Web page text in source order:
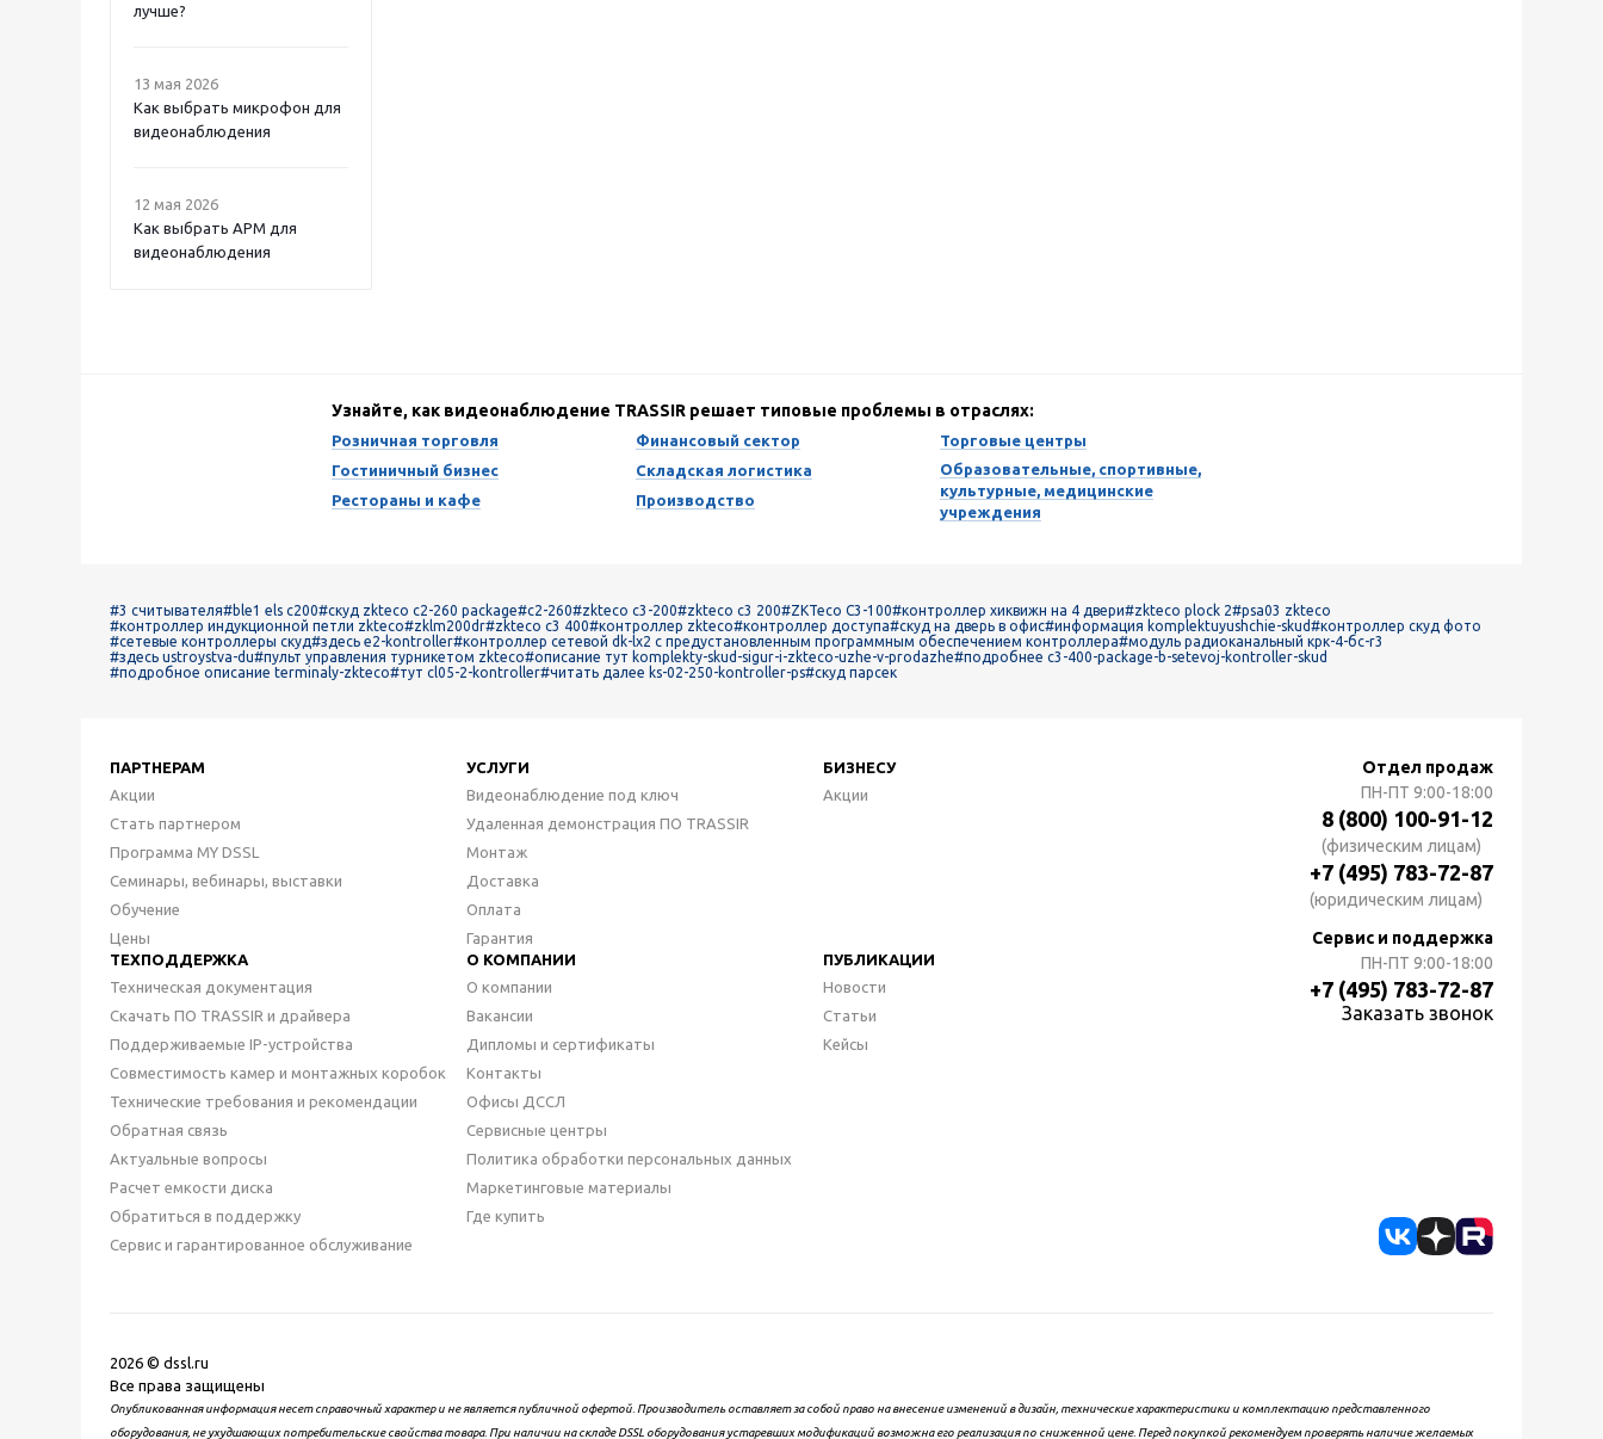
лучше?
13 мая 2026
Как выбрать микрофон для
видеонаблюдения
12 мая 2026
Как выбрать APM для
видеонаблюдения
Узнайте, как видеонаблюдение TRASSIR решает типовые проблемы в отраслях:
Розничная торговля
Гостиничный бизнес
Рестораны и кафе
Финансовый сектор
Складская логистика
Производство
Торговые центры
Образовательные, спортивные,
культурные, медицинские
учреждения
#3 считывателя#ble1 els c200#скуд zkteco с2-260 package#c2-260#zkteco c3-200#zkteco c3 200#ZKTeco C3-100#контроллер хиквижн на 4 двери#zkteco plock 2#psa03 zkteco
#контроллер индукционной петли zkteco#zklm200dr#zkteco c3 400#контроллер zkteco#контроллер доступа#скуд на дверь в офис#информация komplektuyushchie-skud#контроллер скуд фото
#сетевые контроллеры скуд#здесь e2-kontroller#контроллер сетевой dk-lx2 с предустановленным программным обеспечением контроллера#модуль радиоканальный крк-4-бс-r3
#здесь ustroystva-du#пульт управления турникетом zkteco#описание тут komplekty-skud-sigur-i-zkteco-uzhe-v-prodazhe#подробнее c3-400-package-b-setevoj-kontroller-skud
#подробное описание terminaly-zkteco#тут cl05-2-kontroller#читать далее ks-02-250-kontroller-ps#скуд парсек
ПАРТНЕРАМ
Акции
Стать партнером
Программа MY DSSL
Семинары, вебинары, выставки
Обучение
Цены
УСЛУГИ
Видеонаблюдение под ключ
Удаленная демонстрация ПО TRASSIR
Монтаж
Доставка
Оплата
Гарантия
БИЗНЕСУ
Акции
ТЕХПОДДЕРЖКА
Техническая документация
Скачать ПО TRASSIR и драйвера
Поддерживаемые IP-устройства
Совместимость камер и монтажных коробок
Технические требования и рекомендации
Обратная связь
Актуальные вопросы
Расчет емкости диска
Обратиться в поддержку
Сервис и гарантированное обслуживание
О КОМПАНИИ
О компании
Вакансии
Дипломы и сертификаты
Контакты
Офисы ДССЛ
Сервисные центры
Политика обработки персональных данных
Маркетинговые материалы
Где купить
ПУБЛИКАЦИИ
Новости
Статьи
Кейсы
Отдел продаж
ПН-ПТ 9:00-18:00
8 (800) 100-91-12
(физическим лицам)
+7 (495) 783-72-87
(юридическим лицам)
Сервис и поддержка
ПН-ПТ 9:00-18:00
+7 (495) 783-72-87
Заказать звонок
2026 © dssl.ru
Все права защищены
Опубликованная информация несет справочный характер и не является публичной офертой. Производитель оставляет за собой право на внесение изменений в дизайн, технические характеристики и комплектацию представленного
оборудования, не ухудшающих потребительские свойства товара. При наличии на складе DSSL оборудования устаревших модификаций возможна его реализация по сниженной цене. Перед покупкой рекомендуем проверять наличие желаемых